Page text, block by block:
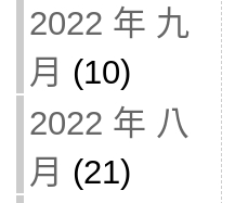
2022 年 九
月 (10)
2022 年 八
月 (21)